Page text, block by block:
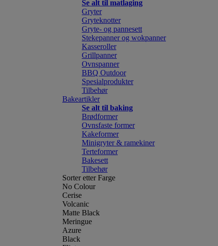
Se alt til matlaging
Gryter
Gryteknotter
Gryte- og pannesett
Stekepanner og wokpanner
Kasseroller
Grillpanner
Ovnspanner
BBQ Outdoor
Spesialprodukter
Tilbehør
Bakeartikler
Se alt til baking
Brødformer
Ovnsfaste former
Kakeformer
Minigryter & ramekiner
Terteformer
Bakesett
Tilbehør
Sorter etter Farge
No Colour
Cerise
Volcanic
Matte Black
Meringue
Azure
Black